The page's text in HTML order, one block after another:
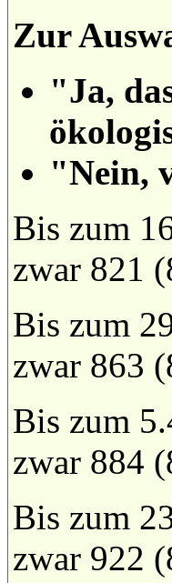
Zur
"Ja,
"Nein,
Bis zum
zwar 821
Bis zum
zwar 863
Bis zum
zwar 884
Bis zum
zwar 922